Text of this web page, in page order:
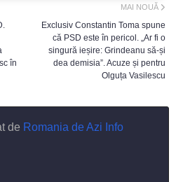
MAI NOUĂ
Exclusiv Constantin Toma spune
că PSD este în pericol. „Ar fi o
singură ieșire: Grindeanu să-și
dea demisia”. Acuze și pentru
Olguța Vasilescu
în
de Romania de Azi Info